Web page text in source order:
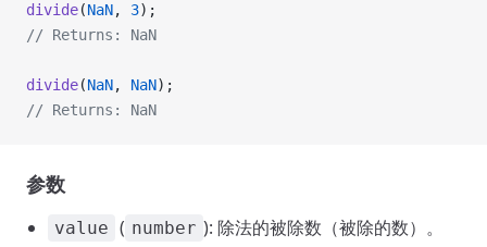
divide(NaN, 3);
// Returns: NaN
divide(NaN, NaN);
// Returns: NaN
参数
value ( number ): 除法的被除数（被除的数）。